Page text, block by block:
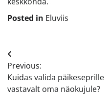
Posted in Eluviis
Navigeerimine
Previous:
Kuidas valida päikeseprille
vastavalt oma näokujule?